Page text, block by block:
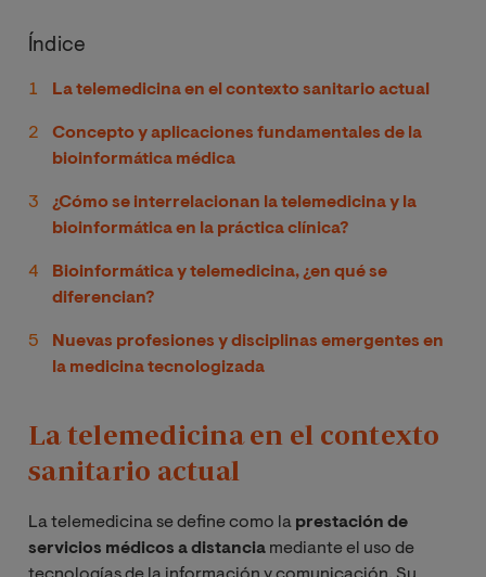
Índice
La telemedicina en el contexto sanitario actual
Concepto y aplicaciones fundamentales de la
bioinformática médica
¿Cómo se interrelacionan la telemedicina y la
bioinformática en la práctica clínica?
Bioinformática y telemedicina, ¿en qué se
diferencian?
Nuevas profesiones y disciplinas emergentes en
la medicina tecnologizada
La telemedicina en el contexto
sanitario actual
La telemedicina se define como la prestación de
servicios médicos a distancia mediante el uso de